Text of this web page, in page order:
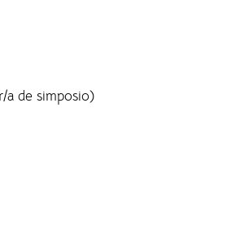
a de simposio)